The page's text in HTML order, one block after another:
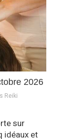
2026
Reiki
sur
idéaux et